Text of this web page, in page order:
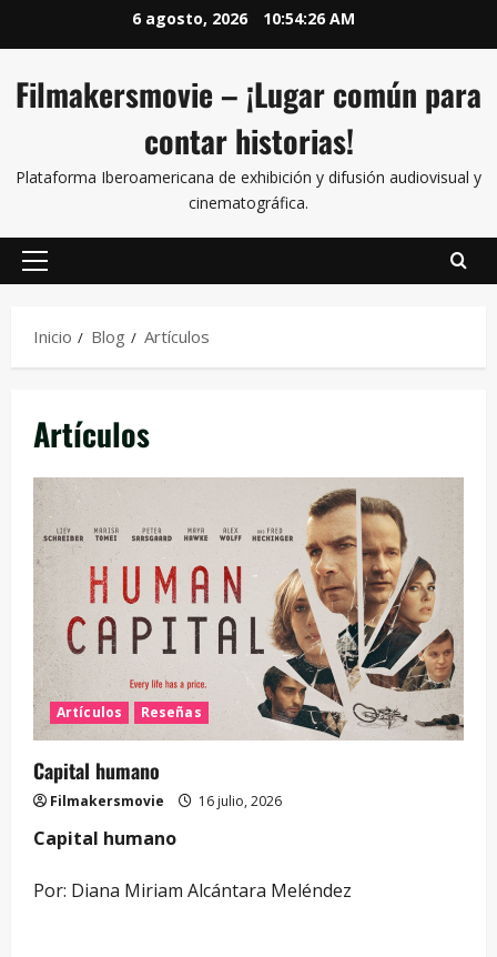
6 agosto, 2026 10:54:28 AM
Filmakersmovie – ¡Lugar común para
contar historias!
Plataforma Iberoamericana de exhibición y difusión audiovisual y
cinematográfica.
Inicio Blog Artículos
Artículos
Artículos Reseñas
Capital humano
Filmakersmovie 16 julio, 2026
Capital humano
Por: Diana Miriam Alcántara Meléndez